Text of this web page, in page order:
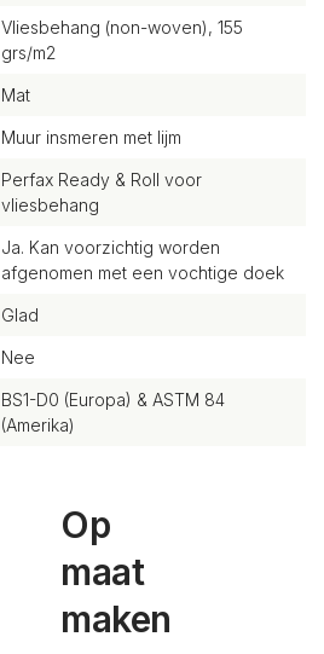
Vliesbehang (non-woven), 155
grs/m2
Mat
Muur insmeren met lijm
Perfax Ready & Roll voor
vliesbehang
Ja. Kan voorzichtig worden
afgenomen met een vochtige doek
Glad
Nee
BS1-D0 (Europa) & ASTM 84
(Amerika)
Op
maat
maken